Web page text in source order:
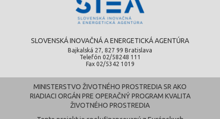
SLOVENSKÁ INOVAČNÁ A ENERGETICKÁ AGENTÚRA
Bajkalská 27, 827 99 Bratislava
Telefón 02/58248 111
Fax 02/5342 1019
MINISTERSTVO ŽIVOTNÉHO PROSTREDIA SR AKO
RIADIACI ORGÁN PRE OPERAČNÝ PROGRAM KVALITA
ŽIVOTNÉHO PROSTREDIA